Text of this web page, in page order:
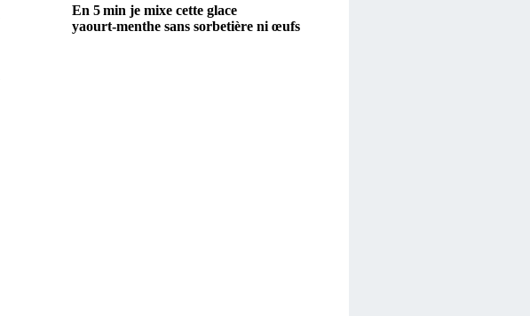
En 5 min je mixe cette glace
yaourt‑menthe sans sorbetière ni œufs